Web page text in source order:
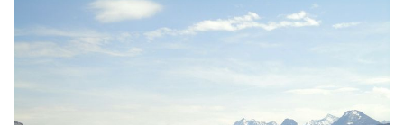
Ich möchte folgende Newsletter erhalten